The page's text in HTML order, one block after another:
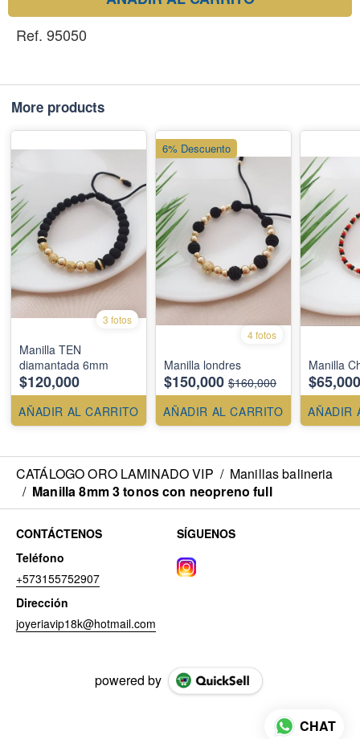
Ref. 95050
More products
3 fotos
Manilla TEN
diamantada 6mm
$120,000
AÑADIR AL CARRITO
4 fotos
Manilla londres
$150,000 $160,000
AÑADIR AL CARRITO
6% Descuento
Manilla
$65,000
AÑADIR
CATÁLOGO ORO LAMINADO VIP / Manillas balineria
/ Manilla 8mm 3 tonos con neopreno full
CONTÁCTENOS
Teléfono
+573155752907
Dirección
joyeriavip18k@hotmail.com
SÍGUENOS
powered by
CHAT